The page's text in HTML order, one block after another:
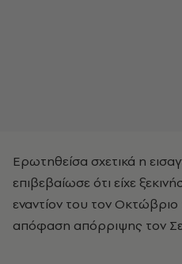
Ερωτηθείσα σχετικά η
επιβεβαίωσε ότι είχε
εναντίον του τον Οκτώβριο
απόφαση απόρριψης τον